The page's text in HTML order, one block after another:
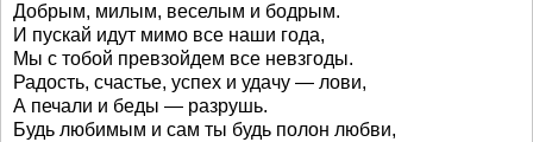
Добрым, милым, веселым и бодрым.
И пускай идут мимо все наши года,
Мы с тобой превзойдем все невзгоды.
Радость, счастье, успех и удачу — лови,
А печали и беды — разрушь.
Будь любимым и сам ты будь полон любви,